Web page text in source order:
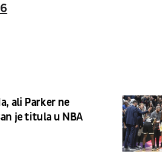
ali Parker ne
je titula u NBA